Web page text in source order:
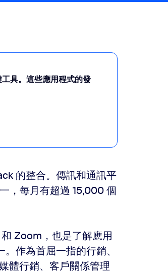
具。這些應用程式的發
的整合。傳訊和通訊平
，每月有超過 15,000 個
Zoom，也是了解應用
作為首屈一指的行銷、
體行銷、客戶關係管理